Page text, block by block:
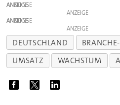
ANZEIGE
ANZEIGE
ANZEIGE
ANZEIGE
DEUTSCHLAND
UMSATZ
WACHSTUM